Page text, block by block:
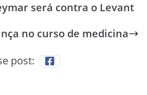
será contra o Levant
no curso de medicina
post: